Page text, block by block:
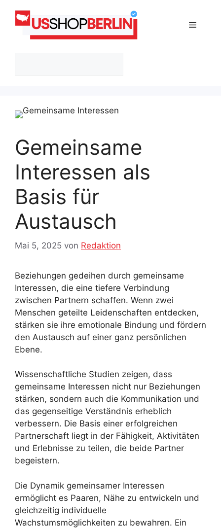
Inhalt
springen
Menü
Gemeinsame
Interessen als
Basis für
Austausch
Mai 5, 2025 von Redaktion
Beziehungen gedeihen durch gemeinsame
Interessen, die eine tiefere Verbindung
zwischen Partnern schaffen. Wenn zwei
Menschen geteilte Leidenschaften entdecken,
stärken sie ihre emotionale Bindung und fördern
den Austausch auf einer ganz persönlichen
Ebene.
Wissenschaftliche Studien zeigen, dass
gemeinsame Interessen nicht nur Beziehungen
stärken, sondern auch die Kommunikation und
das gegenseitige Verständnis erheblich
verbessern. Die Basis einer erfolgreichen
Partnerschaft liegt in der Fähigkeit, Aktivitäten
und Erlebnisse zu teilen, die beide Partner
begeistern.
Die Dynamik gemeinsamer Interessen
ermöglicht es Paaren, Nähe zu entwickeln und
gleichzeitig individuelle
Wachstumsmöglichkeiten zu bewahren. Ein